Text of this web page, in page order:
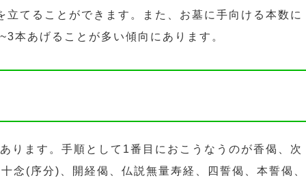
てることができます。また、お墓に手向ける本数に
本あげることが多い傾向にあります。
ります。手順として1番目におこうなうのが香偈、次
念(序分)、開経偈、仏説無量寿経、四誓偈、本誓偈、